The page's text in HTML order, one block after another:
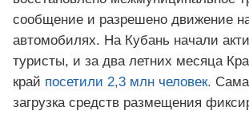
сообщение и разрешено движение
автомобилях. На Кубань начали
туристы, и за два летних месяца
край посетили 2,3 млн человек.
загрузка средств размещения